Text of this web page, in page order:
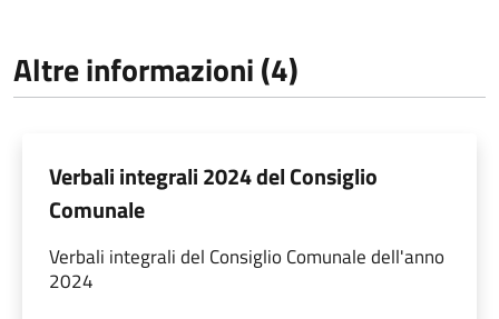
Altre informazioni (4)
Verbali integrali 2024 del Consiglio
Comunale
Verbali integrali del Consiglio Comunale dell'anno
2024